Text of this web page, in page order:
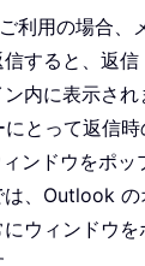
利用の場合、
すると、返信
内に表示さ
とって返信
ンドウをポッ
、Outlook
ウィンドウ